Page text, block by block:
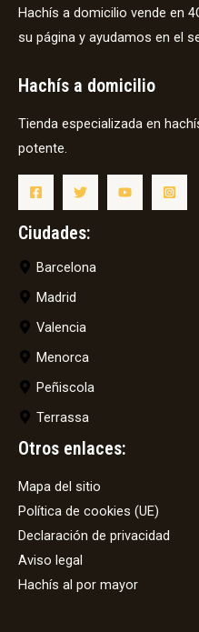
Hachís a domicilio vende en
su página y ayudamos en el
Hachís a domicilio
Tienda especializada en
potente.
Ciudades:
Barcelona
Madrid
Valencia
Menorca
Peñiscola
Terrassa
Otros enlaces:
Mapa del sitio
Política de cookies (UE)
Declaración de privacidad
Aviso legal
Hachís al por mayor